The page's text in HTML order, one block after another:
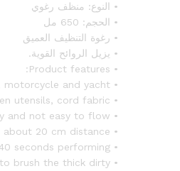
• النوع: منظف رغوي
• الحجم: 650 مل
• رغوة التنظيف العميق
• يزيل الروائح القوية.
• Product features:
• Clean dirt and dust quickly and evidently from the surface of parts, carpet, seat of car, motorcycle and yacht.
• As well as the surface of furniture, wall paper, brick, kitchen utensils, cord fabric.
• Shake properly before use, because the spray is foamy and not easy to flow.
• Spray evenly to the dirty place at about 20 cm distance.
• Let the foam stay on the dirty for 30-40 seconds performing.
• It’s better to use a small brush to brush the thick dirty.